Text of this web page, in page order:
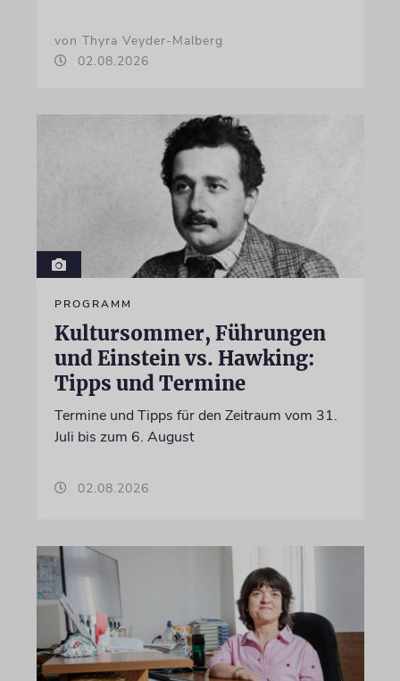
von Thyra Veyder-Malberg
02.08.2026
PROGRAMM
Kultursommer, Führungen
und Einstein vs. Hawking:
Tipps und Termine
Termine und Tipps für den Zeitraum vom 31.
Juli bis zum 6. August
02.08.2026